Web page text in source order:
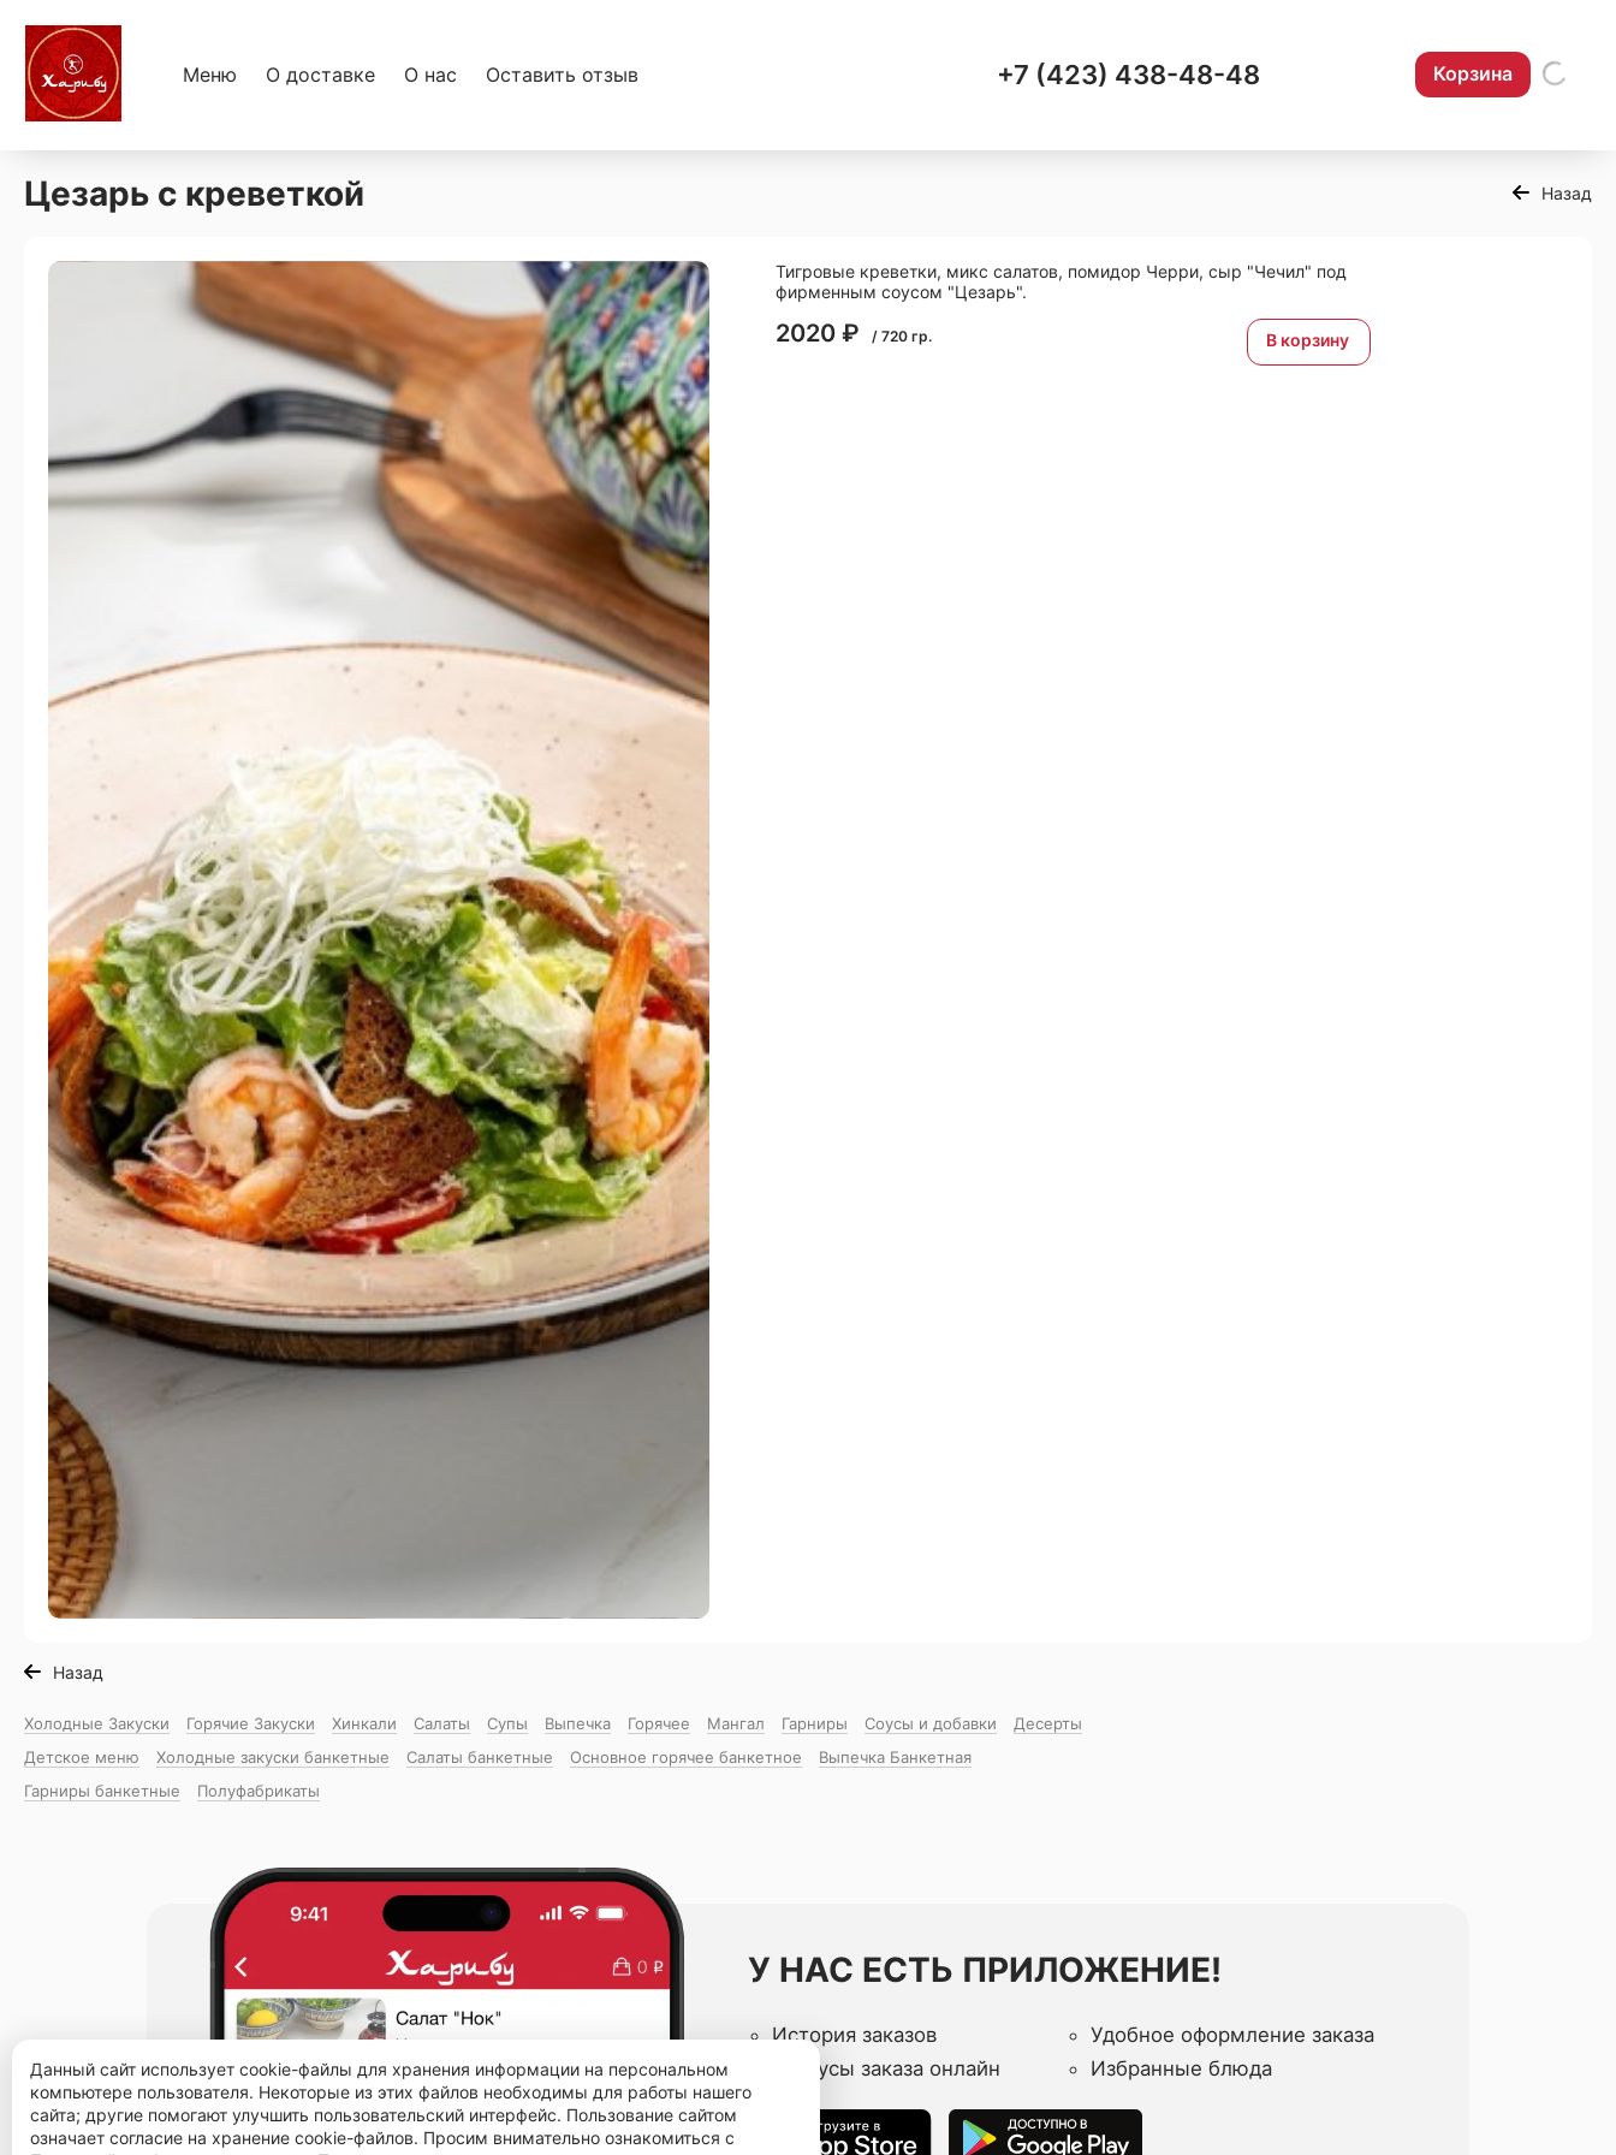
Меню О доставке О нас Оставить отзыв +7 (423) 438-48-48 Корзина
Цезарь с креветкой Назад
Тигровые креветки, микс салатов, помидор Черри, сыр "Чечил" под
фирменным соусом "Цезарь".
2020 ₽ / 720 гр. В корзину
Назад
Холодные Закуски Горячие Закуски Хинкали Салаты Супы Выпечка Горячее Мангал Гарниры Соусы и добавки
Десерты
Детское меню
Холодные закуски банкетные Салаты банкетные Основное горячее банкетное
Выпечка Банкетная
Гарниры банкетные
Полуфабрикаты
У НАС ЕСТЬ ПРИЛОЖЕНИЕ!
История заказов
Удобное оформление заказа
Статусы заказа онлайн
Избранные блюда
Данный сайт использует cookie-файлы для хранения информации на персональном
компьютере пользователя. Некоторые из этих файлов необходимы для работы нашего
сайта; другие помогают улучшить пользовательский интерфейс. Пользование сайтом
означает согласие на хранение cookie-файлов. Просим внимательно ознакомиться с